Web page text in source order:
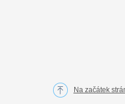
Na začátek